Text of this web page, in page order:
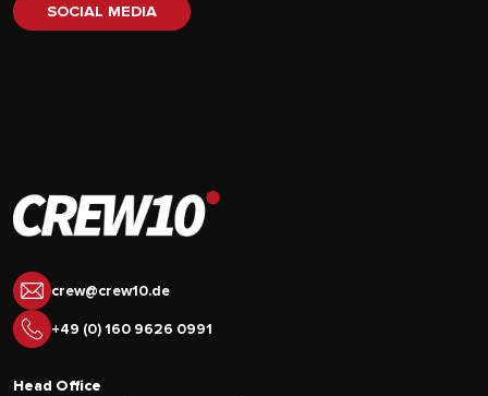
SOCIAL MEDIA
crew@crew10.de
+49 (0) 160 9626 0991
Head Office